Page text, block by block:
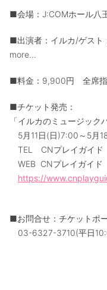
■会場：J:COMホール八
■出演者：イルカ/ゲス
more...
■料金：9,900円 全席
■チケット発売：
「イルカのミュージック
5月11日(日)7:00～5月
TEL CNプレイガイ
WEB CNプレイガイド
https://
■お問合せ：チケットポ
03-6327-3710(平日